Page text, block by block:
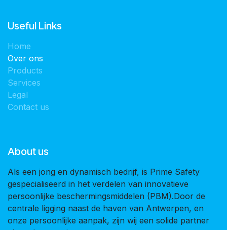
Useful Links
Home
Over ons
Products
Services
Legal
Contact us
About us
Als een jong en dynamisch bedrijf, is Prime Safety
gespecialiseerd in het verdelen van innovatieve
persoonlijke beschermingsmiddelen (PBM).Door de
centrale ligging naast de haven van Antwerpen, en
onze persoonlijke aanpak, zijn wij een solide partner